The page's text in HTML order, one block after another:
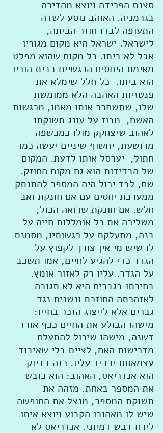
סצנת הפרידה ויוצא מהדירה
בגרמניה. האוהב נוסע לשדה
התעופה לבדו חוזר הביתה,
לישראל. ישראל היא מקום מגוריו
אבל לא ביתו. כל מקום שהוא מפלט
מאימת היחסים הרגשיים בבית הוריו
הוא ביתו.  כל חלל שימלא את
פנטזיות האהבה הלא ממומשת
שלו, שתשחרר אותו מאמו, מרגשות
האשם,  מבוז על עונג תשוקתו
לאהוב שיצחקק מולו כמכשפה
מרושעת, יחשוף שיניים יעשה כמו
חתול,  יערסל אותו לדעת. המקום
של הבדידות הוא גם מקום החוזק.
שם, לבד יכול היה המספר להתנתק
ממערכת יחסים עם אם חונקת ואב
חלש. אם חונקת שרואה הכול,
משליכה את כל אומללות חייה על
בנה, מתעלקת על רגשותיו, מסמנת
לו שיש מי אין צורך לקפוץ על
הגדר כדי להגיע לחיים, אמו תשכב
על הגדר. עליו רק לאזור אומץ.
בחירתו בגברים היא לא תגובה
לאזהרתה החוזרת ונשנית נגד
גברים אלא לייצוג הזכר בחייו:
מישהו הבולע את החיים ככף אורז
דשנה, מישהו שיכול להתעלם
מדרישות האם, לציית בלי שאיבוד
עצמאותו יכביד עליו. כזה בדיוק
הוא אנדריאס, האהוב: הוא כובש
את המספר באחת. מזהה את
תשוקת המספר, מנצל את החופשה
שיש לו מאהובו הקבוע ויוצא איתו
לירח דבש דמיוני. אנדריאס לא